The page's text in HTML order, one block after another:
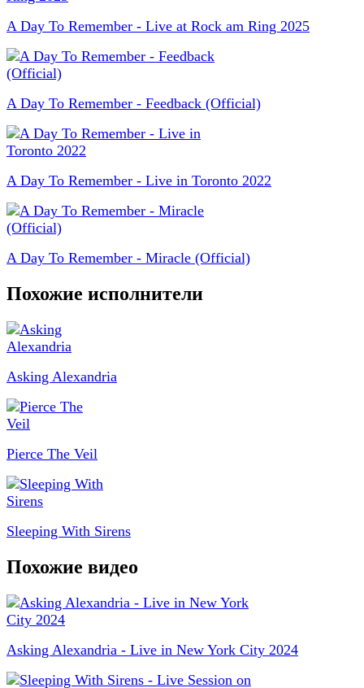
A Day To Remember - Live at Rock am Ring 2025
A Day To Remember - Feedback (Official)
A Day To Remember - Live in Toronto 2022
A Day To Remember - Miracle (Official)
Похожие исполнители
Asking Alexandria
Pierce The Veil
Sleeping With Sirens
Похожие видео
Asking Alexandria - Live in New York City 2024